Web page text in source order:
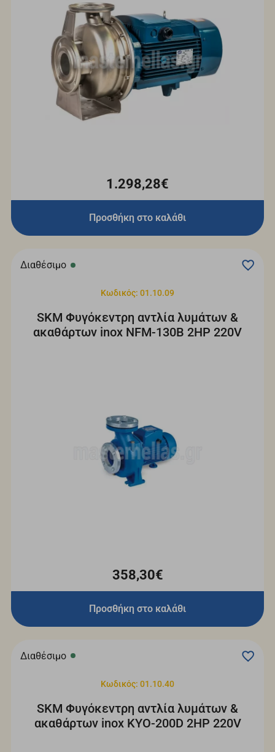
1.298,28€
Προσθήκη στο καλάθι
Διαθέσιμο
Κωδικός: 01.10.09
SKM Φυγόκεντρη αντλία λυμάτων &
ακαθάρτων inox NFM-130B 2HP 220V
358,30€
Προσθήκη στο καλάθι
Διαθέσιμο
Κωδικός: 01.10.40
SKM Φυγόκεντρη αντλία λυμάτων &
ακαθάρτων inox KYO-200D 2HP 220V